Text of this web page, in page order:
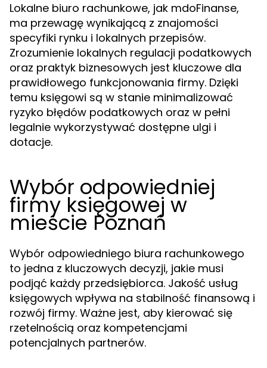
Lokalne biuro rachunkowe, jak mdoFinanse,
ma przewagę wynikającą z znajomości
specyfiki rynku i lokalnych przepisów.
Zrozumienie lokalnych regulacji podatkowych
oraz praktyk biznesowych jest kluczowe dla
prawidłowego funkcjonowania firmy. Dzięki
temu księgowi są w stanie minimalizować
ryzyko błędów podatkowych oraz w pełni
legalnie wykorzystywać dostępne ulgi i
dotacje.
Wybór odpowiedniej
firmy księgowej w
mieście Poznań
Wybór odpowiedniego biura rachunkowego
to jedna z kluczowych decyzji, jakie musi
podjąć każdy przedsiębiorca. Jakość usług
księgowych wpływa na stabilność finansową i
rozwój firmy. Ważne jest, aby kierować się
rzetelnością oraz kompetencjami
potencjalnych partnerów.